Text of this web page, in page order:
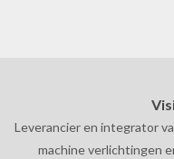
Leverancier en integrator
machine verlichtingen